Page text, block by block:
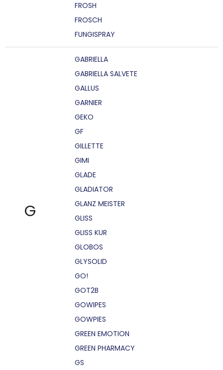
FROSH
FROSCH
FUNGISPRAY
G
GABRIELLA
GABRIELLA SALVETE
GALLUS
GARNIER
GEKO
GF
GILLETTE
GIMI
GLADE
GLADIATOR
GLANZ MEISTER
GLISS
GLISS KUR
GLOBOS
GLYSOLID
GO!
GOT2B
GOWIPES
GOWPIES
GREEN EMOTION
GREEN PHARMACY
GS